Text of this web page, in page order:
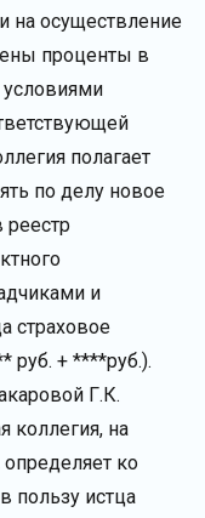
на осуществление
проценты в
условиями
полагает
по делу новое
и
страховое
руб. + ****руб.).
Г.К.
коллегия, на
ко
пользу истца